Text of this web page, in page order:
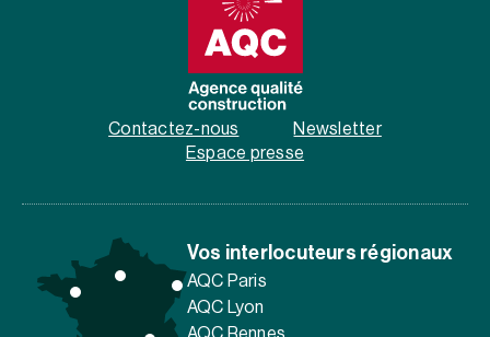
Contactez-nous
Newsletter
Espace presse
Vos interlocuteurs régionaux
AQC Paris
AQC Lyon